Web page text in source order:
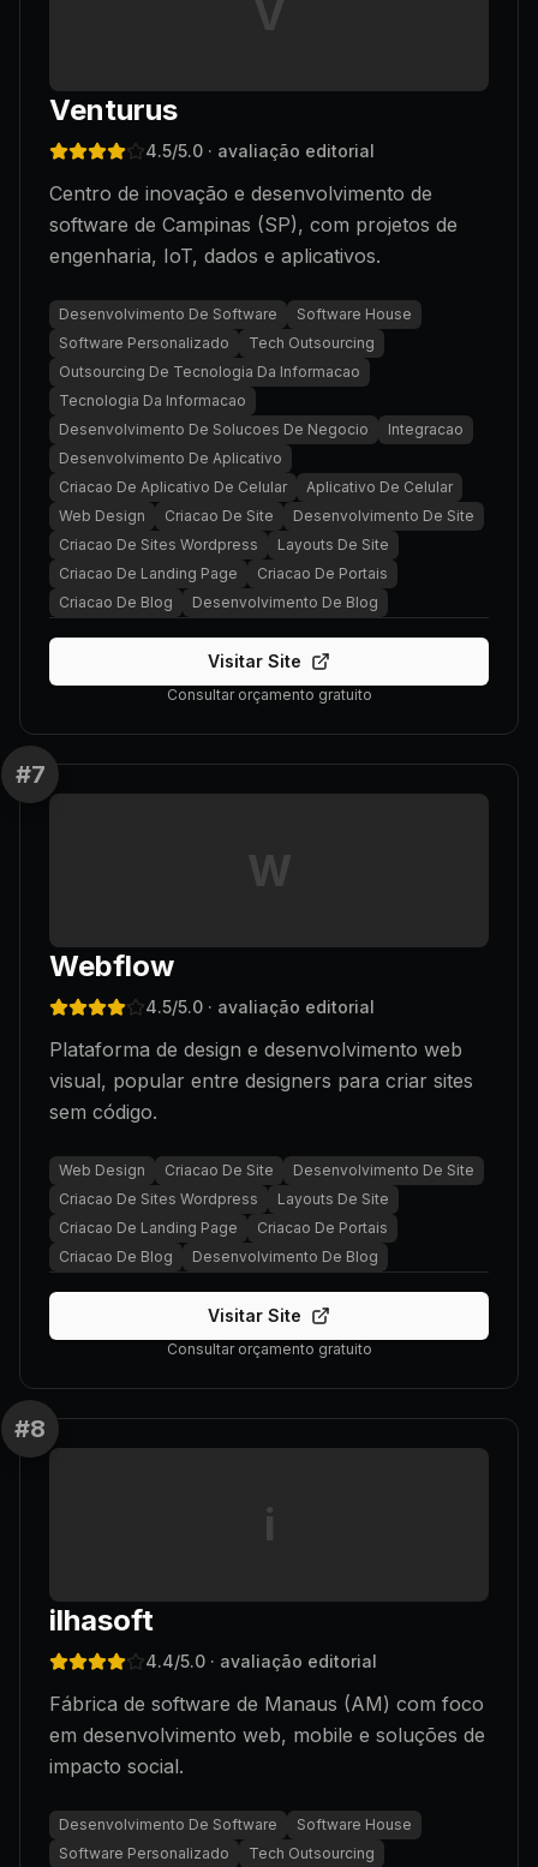
V
Venturus
4.5/5.0 · avaliação editorial
Centro de inovação e desenvolvimento de
software de Campinas (SP), com projetos de
engenharia, IoT, dados e aplicativos.
Desenvolvimento De Software
Software House
Software Personalizado
Tech Outsourcing
Outsourcing De Tecnologia Da Informacao
Tecnologia Da Informacao
Desenvolvimento De Solucoes De Negocio
Integracao
Desenvolvimento De Aplicativo
Criacao De Aplicativo De Celular
Aplicativo De Celular
Web Design
Criacao De Site
Desenvolvimento De Site
Criacao De Sites Wordpress
Layouts De Site
Criacao De Landing Page
Criacao De Portais
Criacao De Blog
Desenvolvimento De Blog
Visitar Site
Consultar orçamento gratuito
#7
W
Webflow
4.5/5.0 · avaliação editorial
Plataforma de design e desenvolvimento web
visual, popular entre designers para criar sites
sem código.
Web Design Criacao De Site
Desenvolvimento De Site
Criacao De Sites Wordpress
Layouts De Site
Criacao De Landing Page
Criacao De Portais
Criacao De Blog
Desenvolvimento De Blog
Visitar Site
Consultar orçamento gratuito
#8
i
ilhasoft
4.4/5.0 · avaliação editorial
Fábrica de software de Manaus (AM) com foco
em desenvolvimento web, mobile e soluções de
impacto social.
Desenvolvimento De Software
Software House
Software Personalizado
Tech Outsourcing